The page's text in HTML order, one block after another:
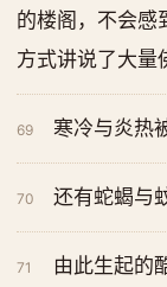
的楼阁，不会感
方式讲说了大
69 寒冷与炎热
70 还有蛇蝎与
71 由此生起的